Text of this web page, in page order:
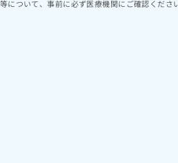
について、事前に必ず医療機関にご確認くださ